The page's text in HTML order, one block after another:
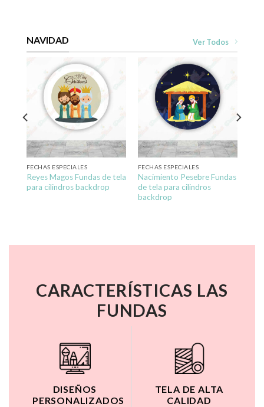
NAVIDAD Ver Todos
FECHAS ESPECIALES
Reyes Magos Fundas de tela
para cilindros backdrop
FECHAS ESPECIALES
Nacimiento Pesebre Fundas
de tela para cilindros
backdrop
CARACTERÍSTICAS LAS
FUNDAS
DISEÑOS
PERSONALIZADOS
TELA DE ALTA
CALIDAD